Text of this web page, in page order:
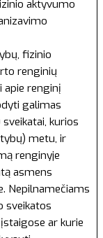
aktyvumo
fizinio
renginių
renginį
galimas
kurios
metu, ir
renginyje
asmens
Nepilnamečiams
sveikatos
ar kurie